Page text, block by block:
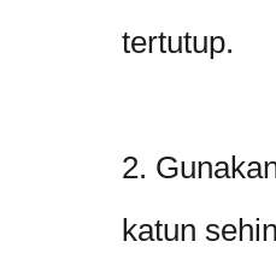
tertutup.
2.
katun